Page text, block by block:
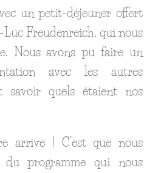
un petit-déjeuner offert
Freudenreich, qui nous
Nous avons pu faire un
avec les autres
savoir quels étaient nos
arrive ! C’est que nous
du programme qui nous